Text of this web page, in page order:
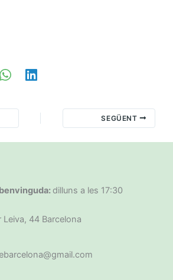
SEGÜENT
dilluns a les 17:30
Leiva, 44 Barcelona